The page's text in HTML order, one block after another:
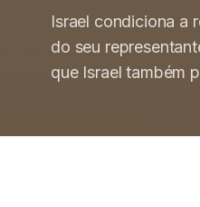
Israel condiciona a
do seu
que Israel também